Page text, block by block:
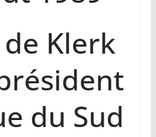
Klerk
du Sud